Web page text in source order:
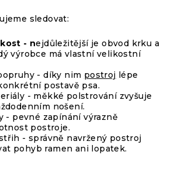
sledovat:
- nejdůležitější je obvod krku a
výrobce má vlastní velikostní
- díky nim postroj lépe
postavě psa.
- měkké polstrování zvyšuje
nošení.
- pevné zapínání výrazně
postroje.
- správně navržený postroj
pohyb ramen ani lopatek.